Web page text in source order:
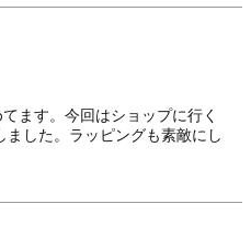
ます。今回はショップに行く
した。ラッピングも素敵にし